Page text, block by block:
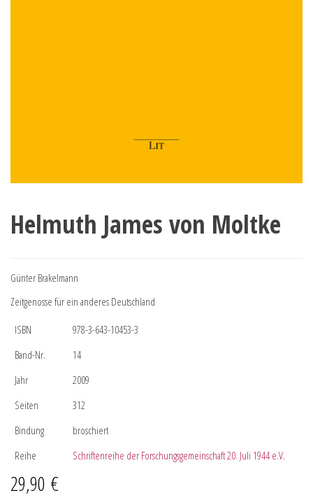
Helmuth James von Moltke
Günter Brakelmann
Zeitgenosse für ein anderes Deutschland
ISBN
978-3-643-10453-3
Band-Nr.
14
Jahr
2009
Seiten
312
Bindung
broschiert
Reihe
Schriftenreihe der Forschungsgemeinschaft 20. Juli 1944 e.V.
29,90 €